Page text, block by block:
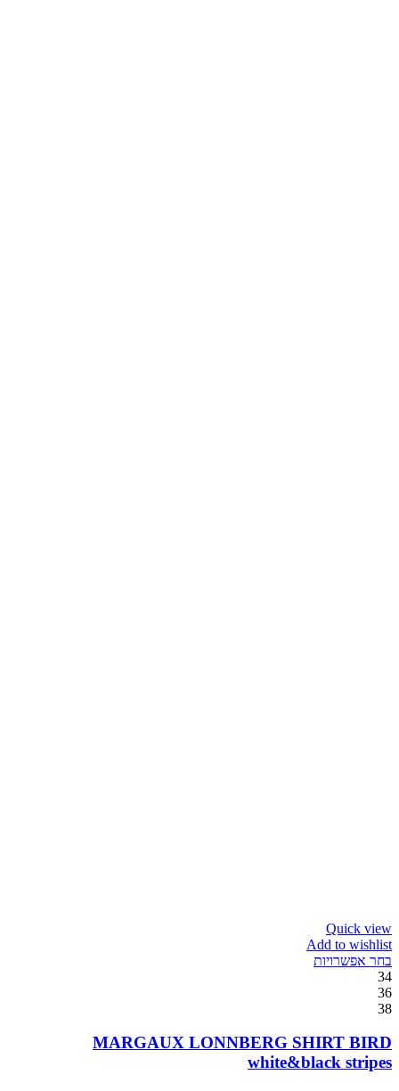
Quick view
Add to wishlist
בחר אפשרויות
34
36
38
MARGAUX LONNBERG SHIRT BIRD
white&black stripes